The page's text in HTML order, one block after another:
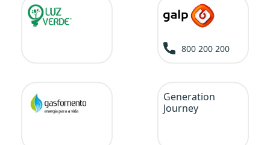
800 200 200
Generation
Journey